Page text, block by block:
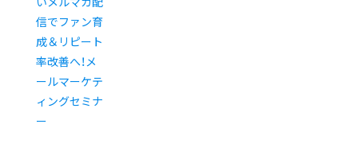
いメルマガ配
信でファン育
成＆リピート
率改善へ！メ
ールマーケテ
ィングセミナ
ー